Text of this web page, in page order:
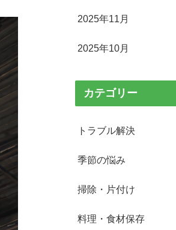
2025年11月
2025年10月
カテゴリー
トラブル解決
季節の悩み
掃除・片付け
料理・食材保存